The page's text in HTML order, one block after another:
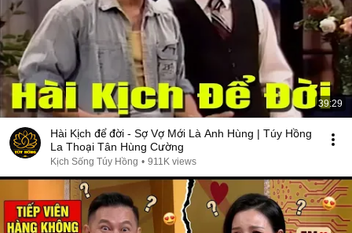
39:29
Hài Kịch để đời - Sợ Vợ Mới Là Anh Hùng | Túy Hồng
La Thoại Tân Hùng Cường
Kịch Sống Túy Hồng • 911K views